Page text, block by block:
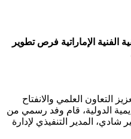
الإماراتية فرص تطوير
التعاون العلمي والانفتاح
الدولية، قام وفد رسمي من
شادي، المدير التنفيذي لإدارة